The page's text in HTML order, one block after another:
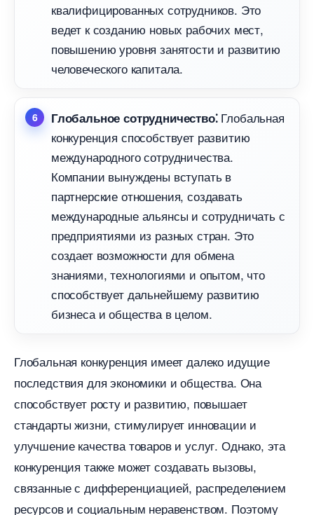
квалифицированных сотрудников.​ Это
едет к созданию новых рабочих мест,
повышению уровня занятости и развитию
человеческого капитала.​
Глобальное сотрудничество⁚Глобальная
конкуренция способствует развитию
международного сотрудничества.
Компании вынуждены вступать
партнерские отношения, создавать
международные альянсы и сотрудничать с
предприятиями из разных стран. Это
создает возможности для обмена
знаниями, технологиями и опытом, что
способствует дальнейшему развитию
изнеса и общества в целом.​
Глобальная конкуренция имеет далеко идущие
последствия для экономики и общества.​ Она
способствует росту и развитию, повышает
стандарты жизни, стимулирует инновации и
улучшение качества товаров и услуг.​ Однако, эта
конкуренция также может создавать вызовы,
связанные с дифференциацией, распределением
ресурсов и социальным неравенством.​ Поэтому